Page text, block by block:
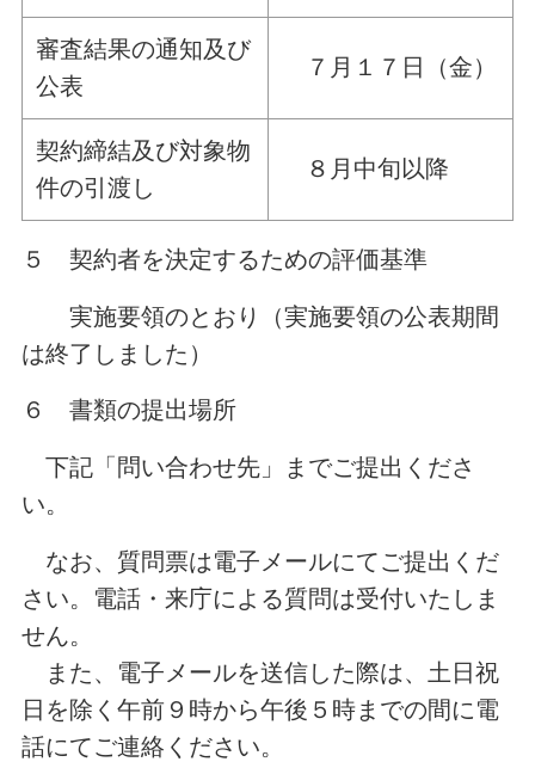
審査結果の通知及び
公表
７月１７日（金）
契約締結及び対象物
件の引渡し
８月中旬以降
５ 契約者を決定するための評価基準
実施要領のとおり（実施要領の公表期間
は終了しました）
６ 書類の提出場所
下記「問い合わせ先」までご提出くださ
い。
なお、質問票は電子メールにてご提出くだ
さい。電話・来庁による質問は受付いたしま
せん。
また、電子メールを送信した際は、土日祝
日を除く午前９時から午後５時までの間に電
話にてご連絡ください。